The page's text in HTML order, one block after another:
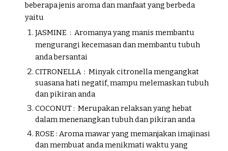
beberapa jenis aroma dan manfaat yang berbeda
yaitu
JASMINE : Aromanya yang manis membantu
mengurangi kecemasan dan membantu tubuh
anda bersantai
CITRONELLA: Minyak citronella mengangkat
suasana hati negatif, mampu melemaskan tubuh
dan pikiran anda
COCONUT : Merupakan relaksan yang hebat
dalam menenangkan tubuh dan pikiran anda
ROSE : Aroma mawar yang memanjakan imajinasi
dan membuat anda menikmati waktu yang